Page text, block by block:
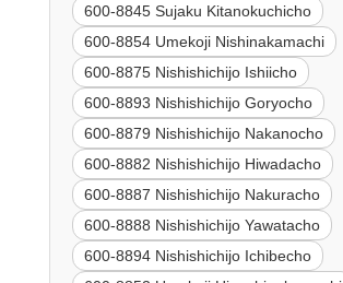
600-8845 Sujaku Kitanokuchicho
600-8854 Umekoji Nishinakamachi
600-8875 Nishishichijo Ishiicho
600-8893 Nishishichijo Goryocho
600-8879 Nishishichijo Nakanocho
600-8882 Nishishichijo Hiwadacho
600-8887 Nishishichijo Nakuracho
600-8888 Nishishichijo Yawatacho
600-8894 Nishishichijo Ichibecho